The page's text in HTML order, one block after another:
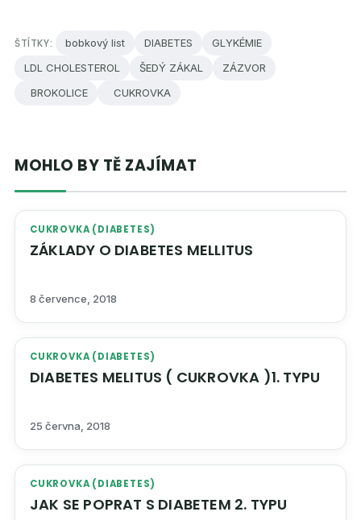
ŠTÍTKY: bobkový list DIABETES
GLYKÉMIE
LDL CHOLESTEROL
ŠEDÝ ZÁKAL
ZÁZVOR
BROKOLICE
CUKROVKA
MOHLO BY TĚ ZAJÍMAT
CUKROVKA (DIABETES)
ZÁKLADY O DIABETES MELLITUS
8 července, 2018
CUKROVKA (DIABETES)
DIABETES MELITUS ( CUKROVKA )1. TYPU
25 června, 2018
CUKROVKA (DIABETES)
JAK SE POPRAT S DIABETEM 2. TYPU